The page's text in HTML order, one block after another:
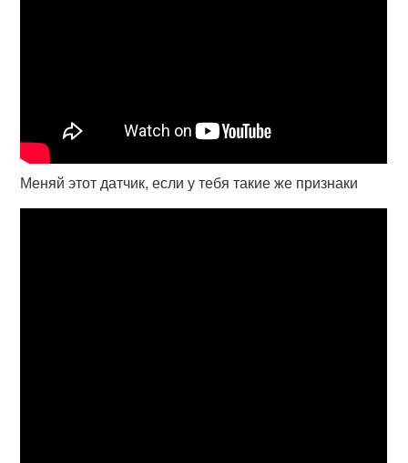
Меняй этот датчик, если у тебя такие же признаки